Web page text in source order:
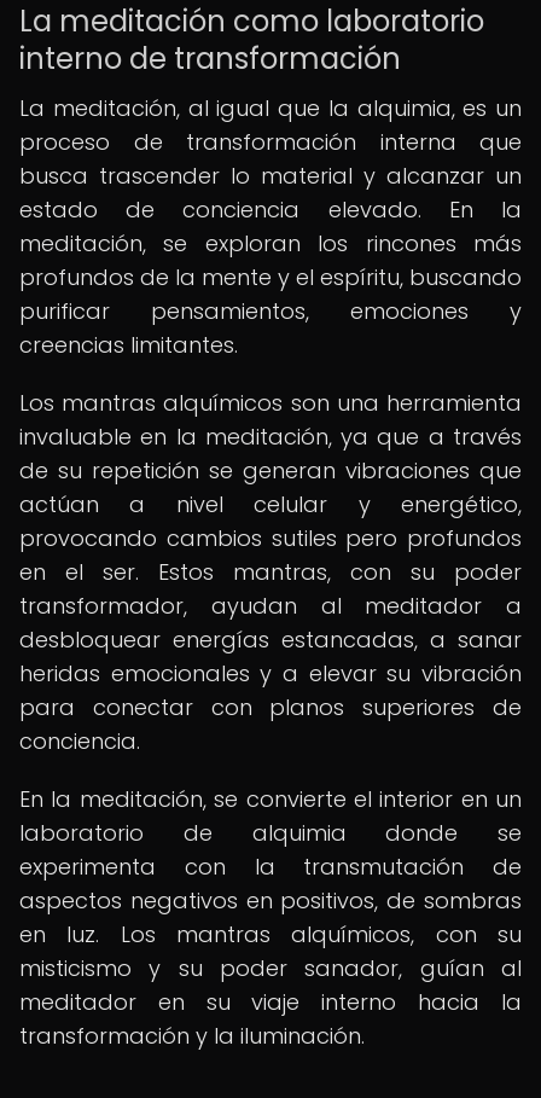
La meditación como laboratorio
interno de transformación
La meditación, al igual que la alquimia, es un
proceso de transformación interna que
busca trascender lo material y alcanzar un
estado de conciencia elevado. En la
meditación, se exploran los rincones más
profundos de la mente y el espíritu, buscando
purificar pensamientos, emociones y
creencias limitantes.
Los mantras alquímicos son una herramienta
invaluable en la meditación, ya que a través
de su repetición se generan vibraciones que
actúan a nivel celular y energético,
provocando cambios sutiles pero profundos
en el ser. Estos mantras, con su poder
transformador, ayudan al meditador a
desbloquear energías estancadas, a sanar
heridas emocionales y a elevar su vibración
para conectar con planos superiores de
conciencia.
En la meditación, se convierte el interior en un
laboratorio de alquimia donde se
experimenta con la transmutación de
aspectos negativos en positivos, de sombras
en luz. Los mantras alquímicos, con su
misticismo y su poder sanador, guían al
meditador en su viaje interno hacia la
transformación y la iluminación.